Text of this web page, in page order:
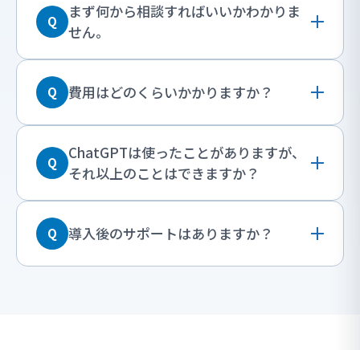
Q
まず何から相談すればいいかわかりま
せん。
Q 費用はどのくらいかかりますか？
Q
ChatGPTは使ったことがありますが、
それ以上のことはできますか？
Q 導入後のサポートはありますか？